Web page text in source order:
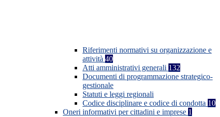
Riferimenti normativi su organizzazione e
attività 40
Atti amministrativi generali 132
Documenti di programmazione strategico-
gestionale
Statuti e leggi regionali
Codice disciplinare e codice di condotta 10
Oneri informativi per cittadini e imprese 1